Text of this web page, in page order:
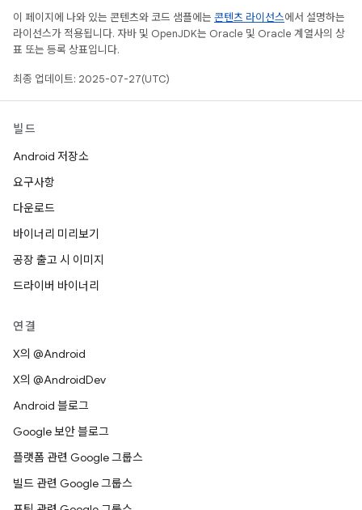
이 페이지에 나와 있는 콘텐츠와 코드 샘플에는 콘텐츠 라이선스에서 설명하는
라이선스가 적용됩니다. 자바 및 OpenJDK는 Oracle 및 Oracle 계열사의 상
표 또는 등록 상표입니다.
최종 업데이트: 2025-07-27(UTC)
빌드
Android 저장소
요구사항
다운로드
바이너리 미리보기
공장 출고 시 이미지
드라이버 바이너리
연결
X의 @Android
X의 @AndroidDev
Android 블로그
Google 보안 블로그
플랫폼 관련 Google 그룹스
빌드 관련 Google 그룹스